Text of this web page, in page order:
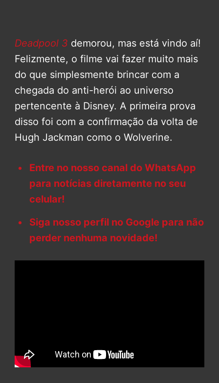
Deadpool 3 demorou, mas está vindo aí!
Felizmente, o filme vai fazer muito mais
do que simplesmente brincar com a
chegada do anti-herói ao universo
pertencente à Disney. A primeira prova
disso foi com a confirmação da volta de
Hugh Jackman como o Wolverine.
Entre no nosso canal do WhatsApp
para notícias diretamente no seu
celular!
Siga nosso perfil no Google para não
perder nenhuma novidade!